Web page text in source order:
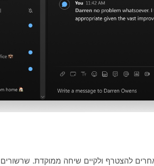
להצטרף ולקיים שיחה ממוקדת.